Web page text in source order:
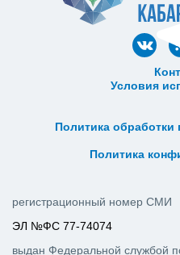
Условия
Политика
Политика
регистрационный номер СМИ
ЭЛ №ФС 77-74074
выдан Федеральной службой